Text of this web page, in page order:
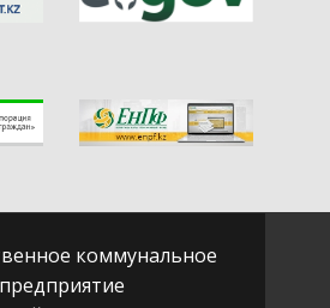
коммунальное
предприятие